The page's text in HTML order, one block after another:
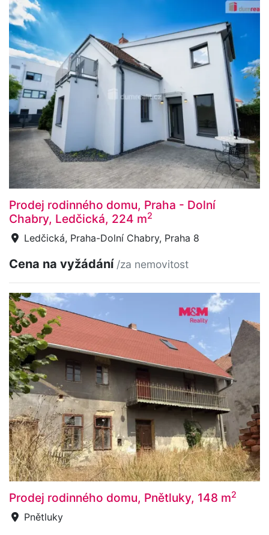
Prodej rodinného domu, Praha - Dolní
Chabry, Ledčická, 224 m2
Ledčická, Praha-Dolní Chabry, Praha 8
Cena na vyžádání /za nemovitost
Prodej rodinného domu, Pnětluky, 148 m2
Pnětluky